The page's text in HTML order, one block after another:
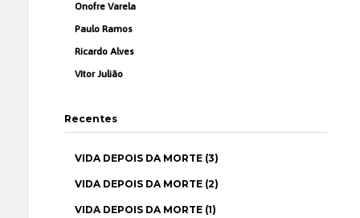
Onofre Varela
Paulo Ramos
Ricardo Alves
Vítor Julião
Recentes
VIDA DEPOIS DA MORTE (3)
VIDA DEPOIS DA MORTE (2)
VIDA DEPOIS DA MORTE (1)